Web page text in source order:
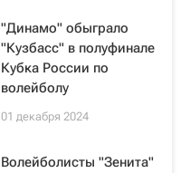
"Динамо" обыграло
"Кузбасс" в полуфинале
Кубка России по
волейболу
01 декабря 2024
Волейболисты "Зенита"